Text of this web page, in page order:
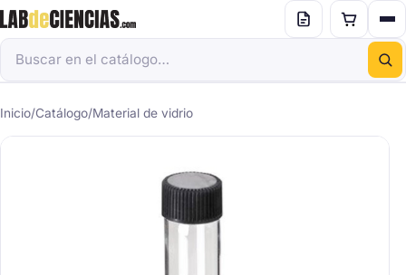
Inicio/Catálogo/Material de vidrio